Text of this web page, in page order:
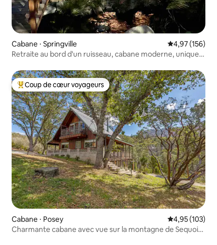
Cabane ⋅ Springville Évaluation
4,97 (156)
Retraite au bord d'un ruisseau, cabane moderne, unique
Coups de cœur voyageurs les plus appréciés
Coup de cœur voyageurs
Cabane ⋅ Posey Évaluation
4,95 (103)
Charmante cabane avec vue sur la montagne de Sequoia